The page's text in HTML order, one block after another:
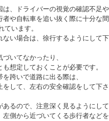
、ドライバーの視覚の確認不足
や自転車を追い抜く際に十分な
います。
い場合は、徐行するようにして
いてなかったり、
想定しておくことが必要です。
跨いで道路に出る際は、
して、左右の安全確認をして下
るので、注意深く見るようにし
側から近づいてくる歩行者など